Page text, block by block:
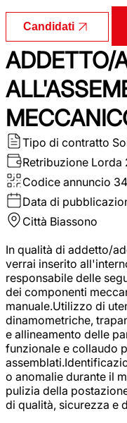
Candidati
ADDETTO/
Tipo di contratto
Retribuzione Lorda
Codice annuncio
Data di
Città Biassono
In qualità di addetto/
verrai inserito
responsabile delle
dei componenti
manuale.Utilizzo di
dinamometriche,
e allineamento delle
funzionale e collaudo
o anomalie durante il
pulizia della
di qualità, sicurezza e